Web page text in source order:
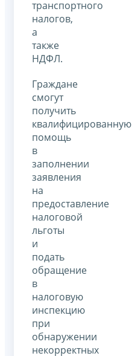
транспортного
налогов,
а
также
НДФЛ.
Граждане
смогут
получить
квалифицированную
помощь
в
заполнении
заявления
на
предоставление
налоговой
льготы
и
подать
обращение
в
налоговую
инспекцию
при
обнаружении
некорректных